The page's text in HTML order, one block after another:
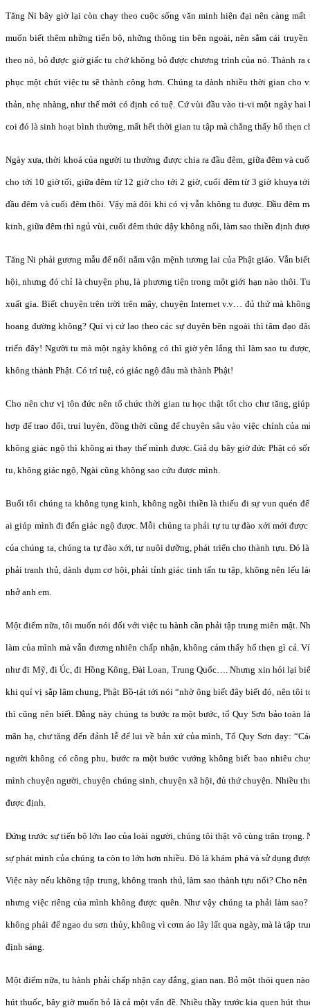
Tăng Ni bây giờ lại còn chạy theo cuộc sống văn minh hiện đại nên càng
muốn biết thêm những tiến bộ, những thông tin bên ngoài, nên sắm cái
theo nó, bỏ được giờ giấc tu chớ không bỏ được chương trình của nó. Thành ra
phục một chút việc tu sẽ thành công hơn. Chúng ta dành nhiều thời gian cho
thản, nhẹ nhàng, như thế mới có định có tuệ. Cứ vùi đầu vào ti-vi một ngày hai
coi đó là sinh hoạt bình thường, mất hết thời gian tu tập mà chẳng thấy hổ thẹn
Ngày xưa, thời khoá của người tu thường được chia ra đầu đêm, giữa đêm và
cho tới 10 giờ tối, giữa đêm từ 12 giờ cho tới 2 giờ, cuối đêm từ 3 giờ khuya
đầu đêm và cuối đêm thôi. Vậy mà đôi khi có vị vẫn không tu được. Đầu đêm
kinh, giữa đêm thì ngủ vùi, cuối đêm thức dậy không nổi, làm sao thiền định
Tăng Ni phải gương mẫu để nối nắm vận mệnh tương lai của Phật giáo. Vẫn
hội, nhưng đó chỉ là chuyện phụ, là phương tiện trong một giới hạn nào thôi.
xuất gia. Biết chuyện trên trời trên mây, chuyện Internet v.v… đủ thứ mà
hoang đường không? Quí vị cứ lao theo các sự duyên bên ngoài thì tâm đạo
triển đây! Người tu mà một ngày không có thì giờ yên lắng thì làm sao tu
không thành Phật. Có trí tuệ, có giác ngộ đâu mà thành Phật!
Cho nên chư vị tôn đức nên tổ chức thời gian tu học thật tốt cho chư tăng,
hợp để trao đổi, trui luyện, đồng thời cũng để chuyên sâu vào việc chính của
không giác ngộ thì không ai thay thế mình được. Giả dụ bây giờ đức Phật có
tu, không giác ngộ, Ngài cũng không sao cứu được mình.
Buổi tối chúng ta không tụng kinh, không ngồi thiền là thiếu đi sự vun quén
ai giúp mình đi đến giác ngộ được. Mỗi chúng ta phải tự tu tự đào xới mới
của chúng ta, chúng ta tự đào xới, tự nuôi dưỡng, phát triển cho thành tựu. Đó
phải tranh thủ, dành dụm cơ hội, phải tỉnh giác tinh tấn tu tập, không nên lếu
nhở anh em.
Một điểm nữa, tôi muốn nói đối với việc tu hành cần phải tập trung miên mật.
làm của mình mà vẫn đương nhiên chấp nhận, không cảm thấy hổ thẹn gì cả.
như đi Mỹ, đi Úc, đi Hồng Kông, Đài Loan, Trung Quốc…. Nhưng xin hỏi lại
khi quí vị sắp lâm chung, Phật Bồ-tát tới nói “nhờ ông biết đây biết đó, nên tôi
thì cũng nên biết. Đằng này chúng ta bước ra một bước, tổ Quy Sơn bảo toàn
mãn hạ, chư tăng đến đảnh lễ để lui về bản xứ của mình, Tổ Quy Sơn dạy:
người không có công phu, bước ra một bước vướng không biết bao nhiêu
mình chuyện người, chuyện chúng sinh, chuyện xã hội, đủ thứ chuyện. Nhiều
được định.
Đứng trước sự tiến bộ lớn lao của loài người, chúng tôi thật vô cùng trân trọng.
sự phát minh của chúng ta còn to lớn hơn nhiều. Đó là khám phá và sử dụng
Việc này nếu không tập trung, không tranh thủ, làm sao thành tựu nổi? Cho
nhưng việc riêng của mình không được quên. Như vậy chúng ta phải làm
không phải để ngao du sơn thủy, không vì cơm áo lây lất qua ngày, mà là tập
định sáng.
Một điểm nữa, tu hành phải chấp nhận cay đắng, gian nan. Bỏ một thói quen
hút thuốc, bây giờ muốn bỏ là cả một vấn đề. Nhiều thầy trước kia quen hút